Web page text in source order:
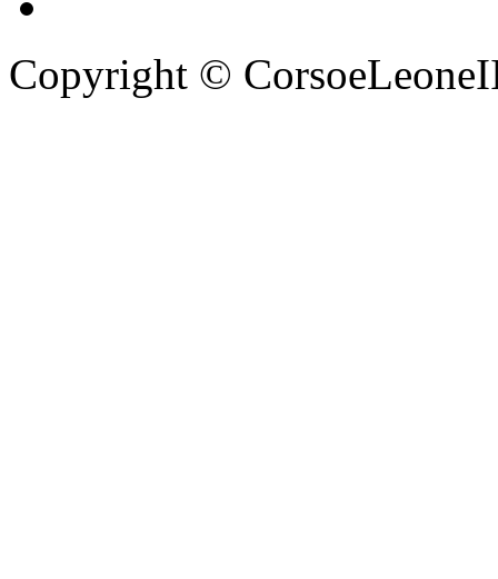
Copyright ©